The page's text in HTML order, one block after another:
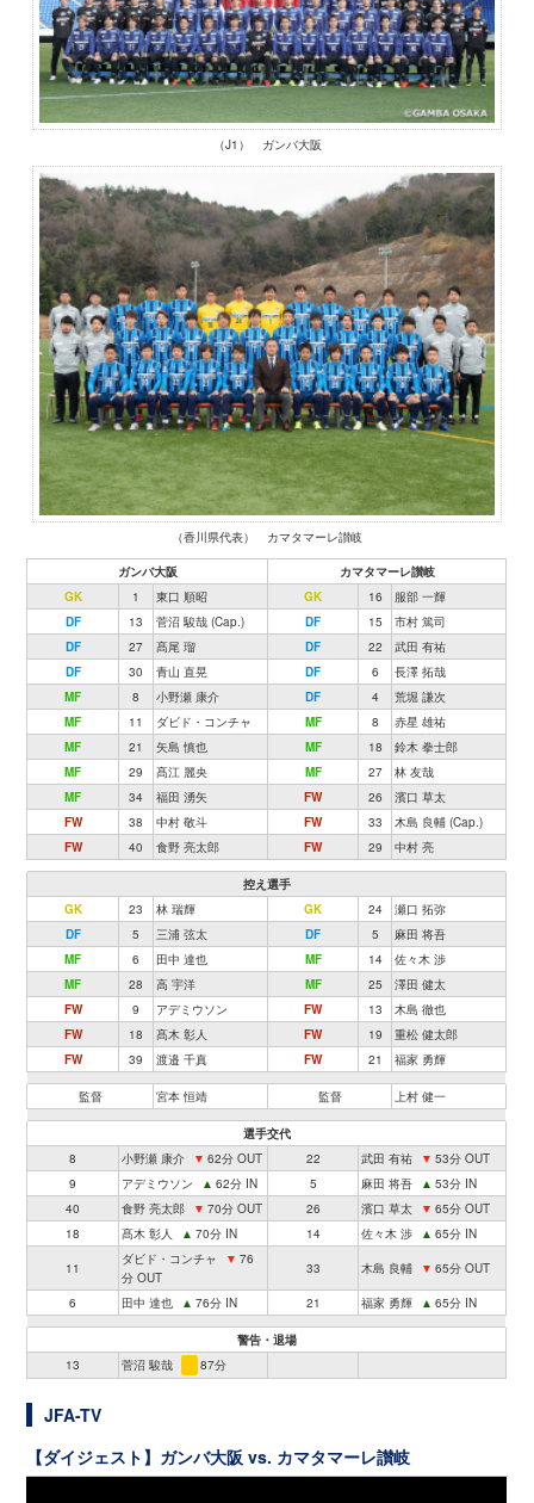
（J1） ガンバ大阪
（香川県代表） カマタマーレ讃岐
ガンバ大阪
カマタマーレ讃岐
GK
1 東口 順昭 GK 16
服部 一輝
DF
13 菅沼 駿哉 (Cap.) DF 15
市村 篤司
DF
27 髙尾 瑠 DF 22
武田 有祐
DF
30 青山 直晃 DF 6
長澤 拓哉
MF
8 小野瀬 康介 DF 4
荒堀 謙次
MF
11 ダビド・コンチャ MF 8
赤星 雄祐
MF
21 矢島 慎也 MF 18
鈴木 拳士郎
MF
29 髙江 麗央 MF 27
林 友哉
MF
34 福田 湧矢 FW 26
濱口 草太
FW
38 中村 敬斗 FW 33
木島 良輔 (Cap.)
FW
40 食野 亮太郎 FW 29 中村 亮
控え選手
GK
23 林 瑞輝 GK 24
瀬口 拓弥
DF
5 三浦 弦太 DF 5
麻田 将吾
MF
6 田中 達也 MF 14
佐々木 渉
MF
28 高 宇洋 MF 25
澤田 健太
FW
9 アデミウソン FW 13
木島 徹也
FW
18 髙木 彰人 FW 19
重松 健太郎
FW
39 渡邉 千真 FW 21 福家 勇輝
監督 宮本 恒靖 監督 上村 健一
選手交代
8
小野瀬 康介 ▼ 62分 OUT 22 武田 有祐 ▼ 53分 OUT
9
アデミウソン ▲ 62分 IN 5 麻田 将吾 ▲ 53分 IN
40
食野 亮太郎 ▼ 70分 OUT 26 濱口 草太 ▼ 65分 OUT
18
髙木 彰人 ▲ 70分 IN 14 佐々木 渉 ▲ 65分 IN
11
ダビド・コンチャ ▼ 76
分 OUT
33 木島 良輔 ▼ 65分 OUT
6 田中 達也 ▲ 76分 IN 21 福家 勇輝 ▲ 65分 IN
警告・退場
13
菅沼 駿哉 87分
JFA-TV
【ダイジェスト】ガンバ大阪 vs. カマタマーレ讃岐